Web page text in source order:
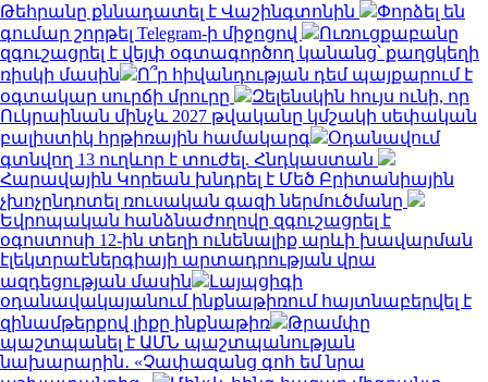
Թեհրանը քննադատել է Վաշինգտոնին
Փորձել են
գումար շորթել Telegram-ի միջոցով
Ուռուցքաբանը
զգուշացրել է վեյփ օգտագործող կանանց՝ քաղցկեղի
ռիսկի մասին
Ո՞ր հիվանդության դեմ պայքարում է
օգտակար սուրճի մրուրը
Զելենսկին հույս ունի, որ
Ուկրաինան մինչև 2027 թվականը կմշակի սեփական
բալիստիկ հրթիռային համակարգ
Օդանավում
գտնվող 13 ուղևոր է տուժել. Հնդկաստան
Հարավային Կորեան խնդրել է Մեծ Բրիտանիային
չխոչընդոտել ռուսական գազի ներմուծմանը
Եվրոպական հանձնաժողովը զգուշացրել է
օգոստոսի 12-ին տեղի ունենալիք արևի խավարման
էլեկտրաէներգիայի արտադրության վրա
ազդեցության մասին
Լայպցիգի
օդանավակայանում ինքնաթիռում հայտնաբերվել է
զինամթերքով լիքը ինքնաթիռ
Թրամփը
պաշտպանել է ԱՄՆ պաշտպանության
նախարարին․ «Չափազանց գոհ եմ նրա